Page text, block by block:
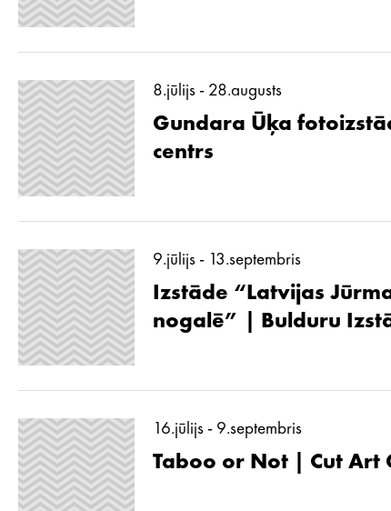
8.jūlijs - 28.augusts
Gundara Ūķa
centrs
9.jūlijs - 13.septembris
Izstāde “Latvijas
nogalē” | Bulduru
16.jūlijs - 9.septembris
Taboo or Not | Cut Art